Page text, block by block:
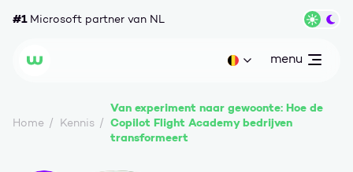
#1Microsoft partner van NL
Wortell Huidige taal: be
open
menu
Home Kennis
Van experiment naar gewoonte: Hoe de
Copilot Flight Academy bedrijven
transformeert